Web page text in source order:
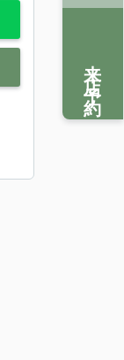
来店予約